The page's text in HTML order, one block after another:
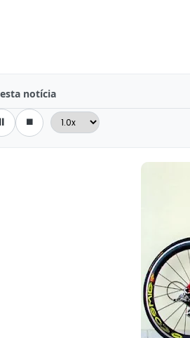
notícia
⏹